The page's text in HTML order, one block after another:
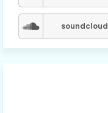
soundcloud